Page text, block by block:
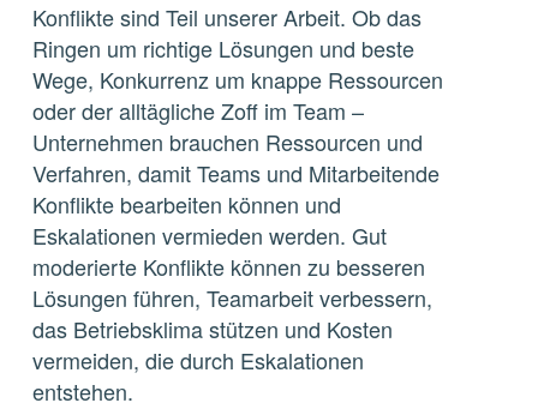
Konflikte sind Teil unserer Arbeit. Ob das
Ringen um richtige Lösungen und beste
Wege, Konkurrenz um knappe Ressourcen
oder der alltägliche Zoff im Team –
Unternehmen brauchen Ressourcen und
Verfahren, damit Teams und Mitarbeitende
Konflikte bearbeiten können und
Eskalationen vermieden werden. Gut
moderierte Konflikte können zu besseren
Lösungen führen, Teamarbeit verbessern,
das Betriebsklima stützen und Kosten
vermeiden, die durch Eskalationen
entstehen.